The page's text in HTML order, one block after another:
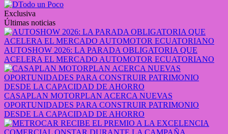
Exclusiva
Últimas noticias
AUTOSHOW 2026: LA PARADA OBLIGATORIA QUE
ACELERA EL MERCADO AUTOMOTOR ECUATORIANO
CASAPLAN MOTORPLAN ACERCA NUEVAS
OPORTUNIDADES PARA CONSTRUIR PATRIMONIO
DESDE LA CAPACIDAD DE AHORRO